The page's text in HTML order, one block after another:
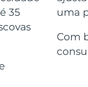
35
uma
Com
8/12/26